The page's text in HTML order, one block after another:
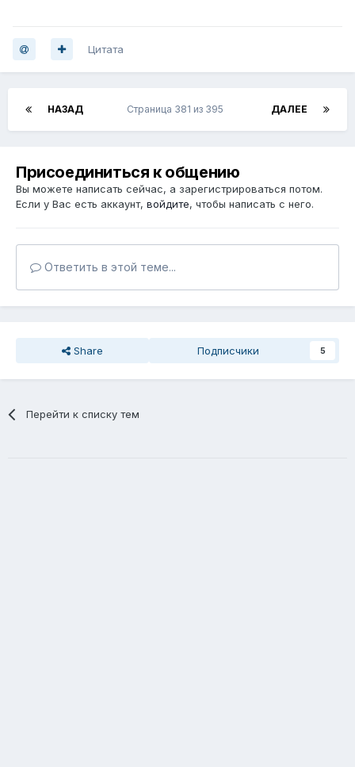
Цитата
НАЗАД ДАЛЕЕ
Страница 381 из 395
Присоединиться к общению
Вы можете написать сейчас, а зарегистрироваться потом.
Если у Вас есть аккаунт, войдите, чтобы написать с него.
Ответить в этой теме...
Share Подписчики 5
Перейти к списку тем